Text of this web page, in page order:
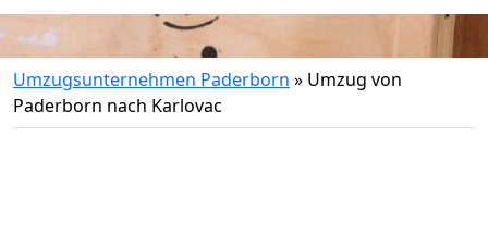
Umzugsunternehmen Paderborn » Umzug von
Paderborn nach Karlovac